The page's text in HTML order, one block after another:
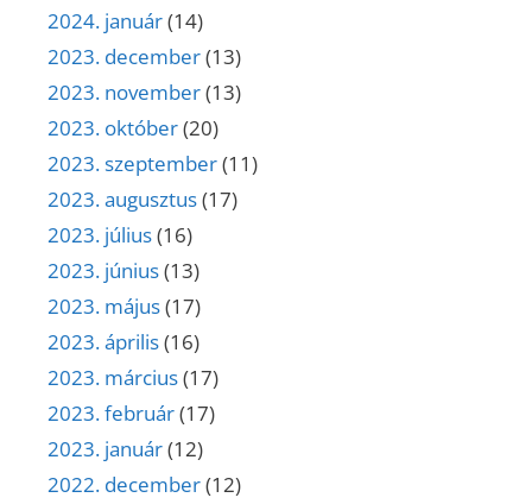
2024. január(14)
2023. december(13)
2023. november(13)
2023. október(20)
2023. szeptember(11)
2023. augusztus(17)
2023. július(16)
2023. június(13)
2023. május(17)
2023. április(16)
2023. március(17)
2023. február(17)
2023. január(12)
2022. december(12)